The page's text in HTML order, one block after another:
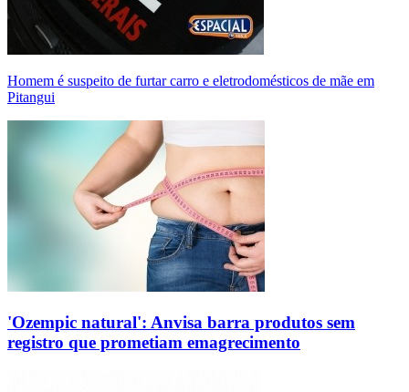
Homem é suspeito de furtar carro e eletrodomésticos de mãe em
Pitangui
'Ozempic natural': Anvisa barra produtos sem
registro que prometiam emagrecimento